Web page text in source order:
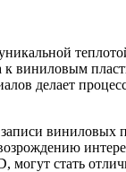
к виниловым
делает
могут стать